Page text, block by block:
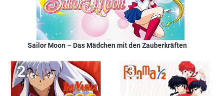
Sailor Moon – Das Mädchen mit den Zauberkräften